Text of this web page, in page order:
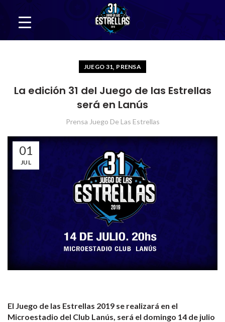
JUEGO 31, PRENSA
La edición 31 del Juego de las Estrellas
será en Lanús
Prensa Juego De Las Estrellas
01
JUL
El Juego de las Estrellas 2019 se realizará en el
Microestadio del Club Lanús, será el domingo 14 de julio